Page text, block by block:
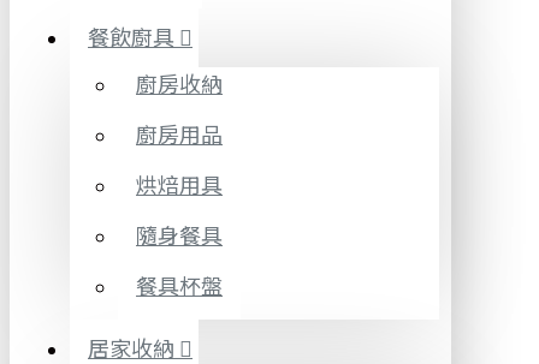
餐飲廚具
廚房收納
廚房用品
烘焙用具
隨身餐具
餐具杯盤
居家收納